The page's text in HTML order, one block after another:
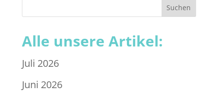
Alle unsere Artikel:
Juli 2026
Juni 2026